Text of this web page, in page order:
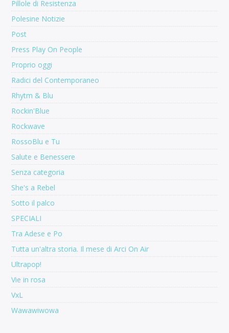
Pillole di Resistenza
Polesine Notizie
Post
Press Play On People
Proprio oggi
Radici del Contemporaneo
Rhytm & Blu
Rockin'Blue
Rockwave
RossoBlu e Tu
Salute e Benessere
Senza categoria
She's a Rebel
Sotto il palco
SPECIALI
Tra Adese e Po
Tutta un'altra storia. Il mese di Arci On Air
Ultrapop!
Vie in rosa
VxL
Wawawiwowa